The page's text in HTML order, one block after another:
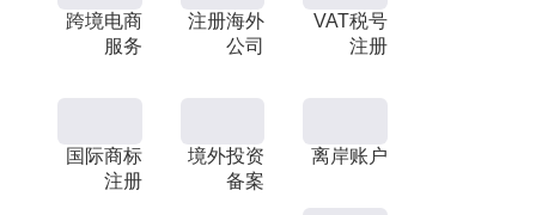
跨境电商
服务
注册海外
公司
VAT税号
注册
国际商标
注册
境外投资
备案
离岸账户